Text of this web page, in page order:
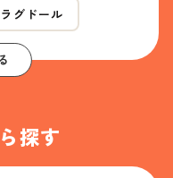
ラグドール
探す